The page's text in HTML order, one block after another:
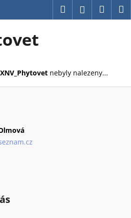
Hledat Přihlášení
XNV_Phytovet nebyly nalezeny...